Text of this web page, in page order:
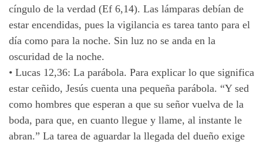
cíngulo de la verdad (Ef 6,14). Las lámparas debían de
estar encendidas, pues la vigilancia es tarea tanto para el
día como para la noche. Sin luz no se anda en la
oscuridad de la noche.
• Lucas 12,36: La parábola. Para explicar lo que significa
estar ceñido, Jesús cuenta una pequeña parábola. “Y sed
como hombres que esperan a que su señor vuelva de la
boda, para que, en cuanto llegue y llame, al instante le
abran.” La tarea de aguardar la llegada del dueño exige